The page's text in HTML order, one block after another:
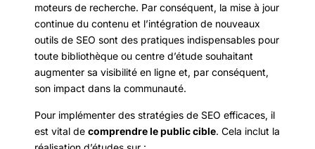
moteurs de recherche. Par conséquent, la mise à jour
continue du contenu et l’intégration de nouveaux
outils de SEO sont des pratiques indispensables pour
toute bibliothèque ou centre d’étude souhaitant
augmenter sa visibilité en ligne et, par conséquent,
son impact dans la communauté.
Pour implémenter des stratégies de SEO efficaces, il
est vital de comprendre le public cible. Cela inclut la